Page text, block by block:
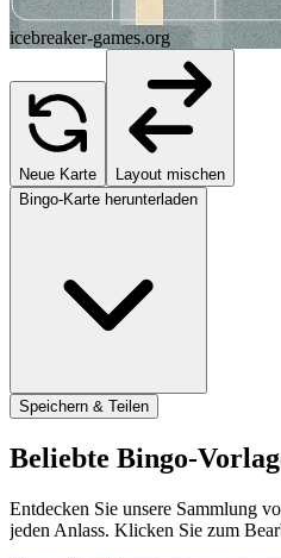
icebreaker-games.org
Neue Karte
Layout mischen
Bingo-Karte herunterladen
Speichern & Teilen
Beliebte Bingo-
Entdecken Sie unsere Sammlung
jeden Anlass. Klicken Sie zum